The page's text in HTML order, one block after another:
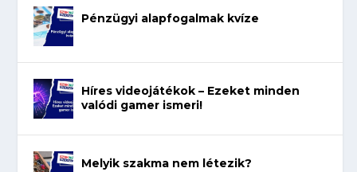
Pénzügyi alapfogalmak kvíze
Híres videojátékok – Ezeket minden
valódi gamer ismeri!
Melyik szakma nem létezik?